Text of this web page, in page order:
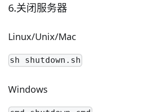
6.关闭服务器
Linux/Unix/Mac
sh shutdown.sh
Windows